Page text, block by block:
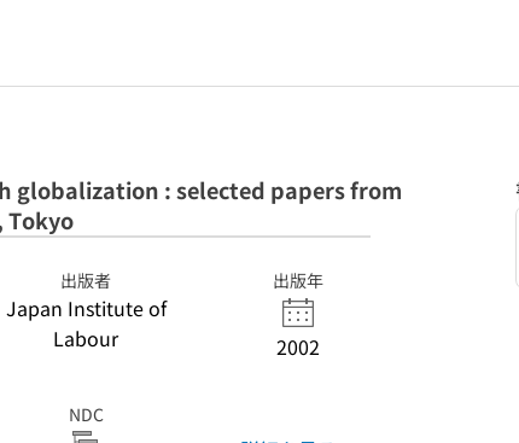
globalization : selected papers from
Tokyo
出版者
Japan Institute of
Labour
出版年
2002
NDC